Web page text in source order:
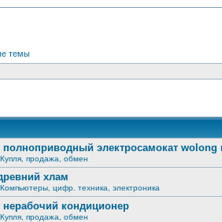
темы
электросамокат wolong
Купля, продажа, обмен
хлам
Компьютеры, цифр. техника, электроника
кондиционер
Купля, продажа, обмен